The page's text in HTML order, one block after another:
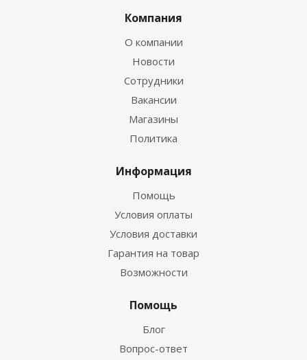
Компания
О компании
Новости
Сотрудники
Вакансии
Магазины
Политика
Информация
Помощь
Условия оплаты
Условия доставки
Гарантия на товар
Возможности
Помощь
Блог
Вопрос-ответ